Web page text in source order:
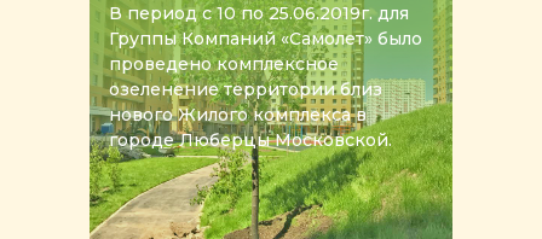
В период с 10 по 25.06.2019г. для
Группы Компаний «Самолет» было
проведено комплексное
озеленение территории близ
нового Жилого комплекса в
городе Люберцы Московской.